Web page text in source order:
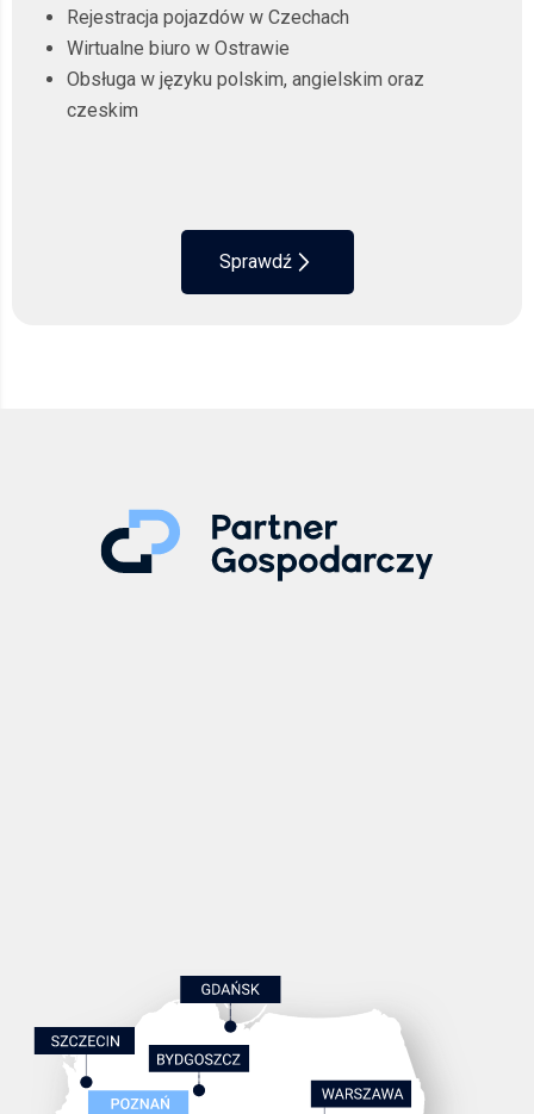
Rejestracja pojazdów w Czechach
Wirtualne biuro w Ostrawie
Obsługa w języku polskim, angielskim oraz
czeskim
Sprawdź